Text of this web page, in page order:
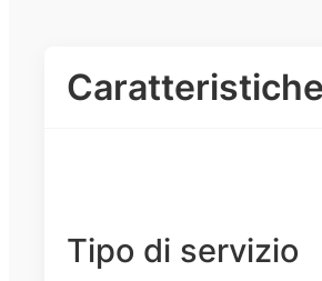
Tipo di servizio